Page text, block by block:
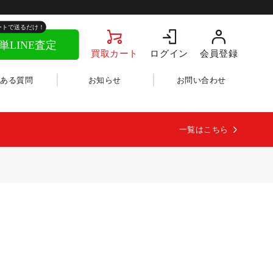
買取カート ログイン 会員登録
る質問 お知らせ お問い合わせ
一覧はこちら